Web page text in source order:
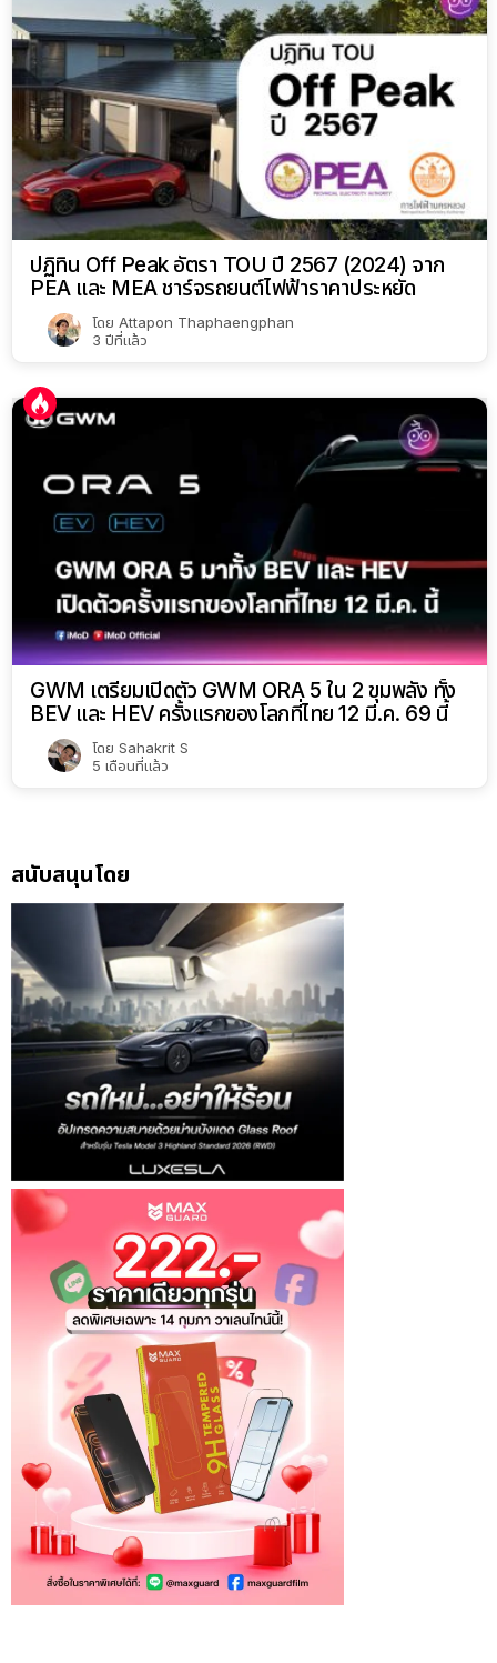
ปฏิทิน Off Peak อัตรา TOU ปี 2567 (2024) จาก
PEA และ MEA ชาร์จรถยนต์ไฟฟ้าราคาประหยัด
โดย Attapon Thaphaengphan
3 ปีที่แล้ว
GWM เตรียมเปิดตัว GWM ORA 5 ใน 2 ขุมพลัง ทั้ง
BEV และ HEV ครั้งแรกของโลกที่ไทย 12 มี.ค. 69 นี้
โดย Sahakrit S
5 เดือนที่แล้ว
สนับสนุนโดย